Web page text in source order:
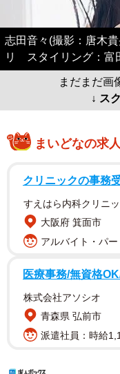
志田音々(撮影：唐木
リ スタイリング：富
まだまだ画
↓ ス
まいどなの求
クリニックの事務
すえはら内科クリニ
大阪府 箕面市
アルバイト・パ
医療事務/無資格
株式会社アソシオ
青森県 弘前市
派遣社員：時給